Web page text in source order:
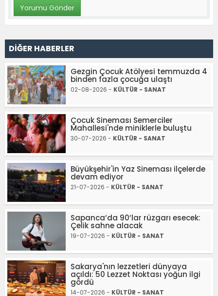
DİĞER HABERLER
Gezgin Çocuk Atölyesi temmuzda 4
binden fazla çocuğa ulaştı
02-08-2026 - KÜLTÜR - SANAT
Çocuk Sineması Semerciler
Mahallesi'nde miniklerle buluştu
30-07-2026 - KÜLTÜR - SANAT
Büyükşehir'in Yaz Sineması ilçelerde
devam ediyor
21-07-2026 - KÜLTÜR - SANAT
Sapanca’da 90’lar rüzgarı esecek:
Çelik sahne alacak
19-07-2026 - KÜLTÜR - SANAT
Sakarya'nın lezzetleri dünyaya
açıldı: 50 Lezzet Noktası yoğun ilgi
gördü
14-07-2026 - KÜLTÜR - SANAT